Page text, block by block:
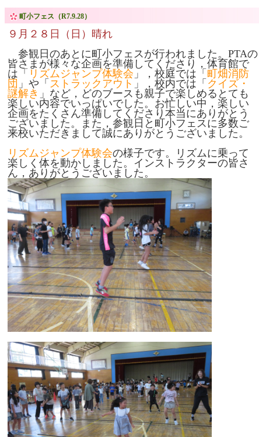
町小フェス（R7.9.28）
９月２８日（日）晴れ
参観日のあとに町小フェスが行われました。PTAの
皆さまが様々な企画を準備してくださり，体育館で
は「 リズムジャンプ体験会 」，校庭では「 町畑消防
団 」や「 ストラックアウト 」，校内では「 クイズ・
謎解き 」など，どのブースも親子で楽しめるとても
楽しい内容でいっぱいでした。お忙しい中，楽しい
企画をたくさん準備してくださり本当にありがとう
ございました。また，参観日と町小フェスに多数ご
来校いただきまして誠にありがとうございました。
リズムジャンプ体験会の様子です。リズムに乗って
楽しく体を動かしました。インストラクターの皆さ
ん，ありがとうございました。